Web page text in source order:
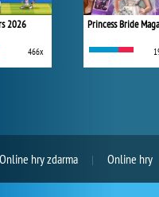
2026
466x
Princess Bride
hry zdarma Online hry